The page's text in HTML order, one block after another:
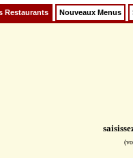
Restaurants Nouveaux Menus